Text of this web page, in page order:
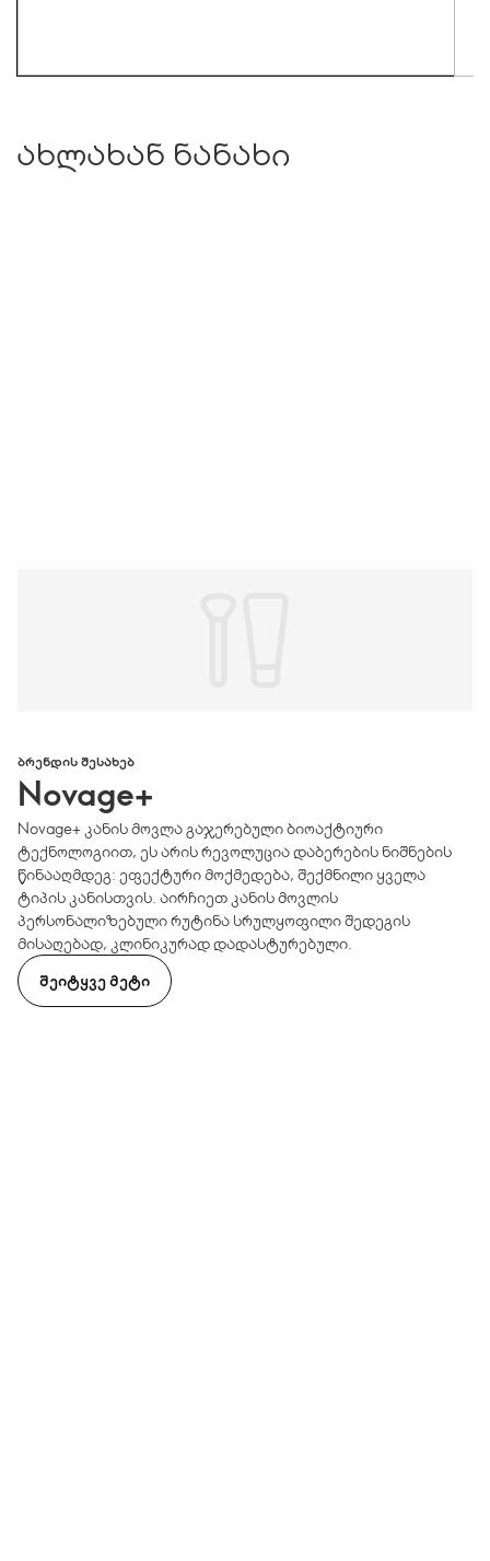
ახლახან ნანახი
ᲑᲠᲔᲜᲓᲘᲡ ᲨᲔᲡᲐᲮᲔᲑ
Novage+
Novage+ კანის მოვლა გაჯერებული ბიოაქტიური
ტექნოლოგიით, ეს არის რევოლუცია დაბერების ნიშნების
წინააღმდეგ: ეფექტური მოქმედება, შექმნილი ყველა
ტიპის კანისთვის. აირჩიეთ კანის მოვლის
პერსონალიზებული რუტინა სრულყოფილი შედეგის
მისაღებად, კლინიკურად დადასტურებული.
ᲨᲔᲘᲢᲧᲕᲔ ᲛᲔᲢᲘ